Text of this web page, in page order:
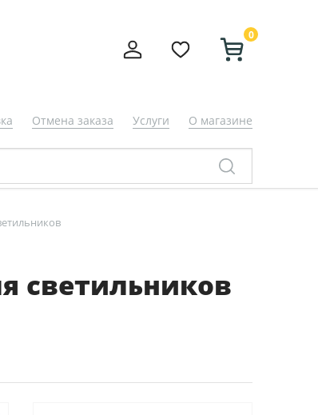
0
Отмена заказа Услуги О магазине
светильников